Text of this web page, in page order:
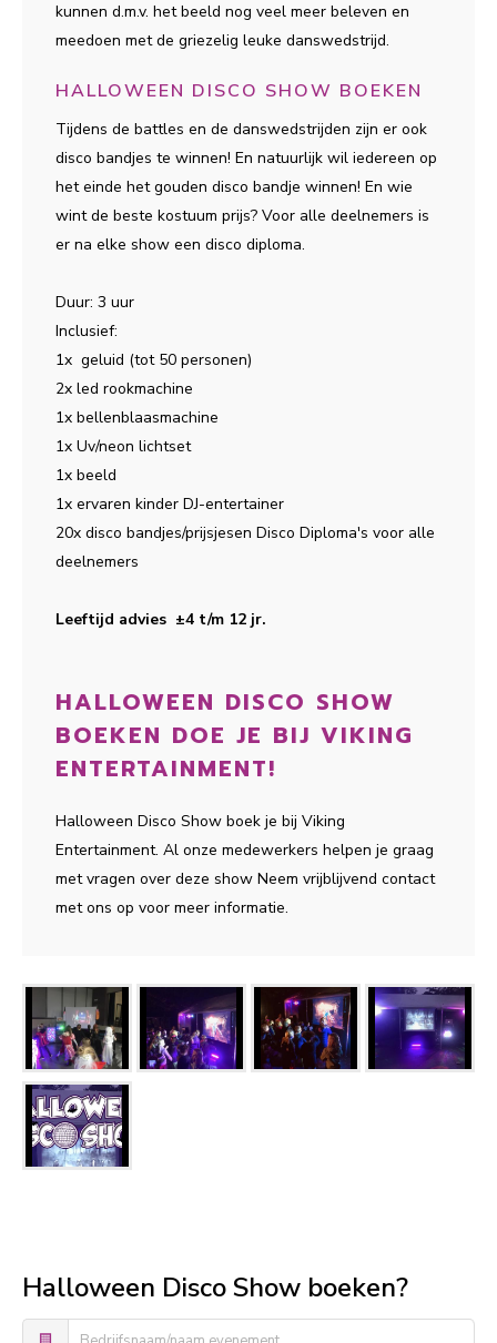
kunnen d.m.v. het beeld nog veel meer beleven en
meedoen met de griezelig leuke danswedstrijd.
HALLOWEEN DISCO SHOW BOEKEN
Tijdens de battles en de danswedstrijden zijn er ook
disco bandjes te winnen! En natuurlijk wil iedereen op
het einde het gouden disco bandje winnen! En wie
wint de beste kostuum prijs? Voor alle deelnemers is
er na elke show een disco diploma.
Duur: 3 uur
Inclusief:
1x geluid (tot 50 personen)
2x led rookmachine
1x bellenblaasmachine
1x Uv/neon lichtset
1x beeld
1x ervaren kinder DJ-entertainer
20x disco bandjes/prijsjesen Disco Diploma's voor alle
deelnemers
Leeftijd advies ±4 t/m 12 jr.
HALLOWEEN DISCO SHOW
BOEKEN DOE JE BIJ VIKING
ENTERTAINMENT!
Halloween Disco Show boek je bij Viking
Entertainment. Al onze medewerkers helpen je graag
met vragen over deze show Neem vrijblijvend contact
met ons op voor meer informatie.
Halloween Disco Show boeken?